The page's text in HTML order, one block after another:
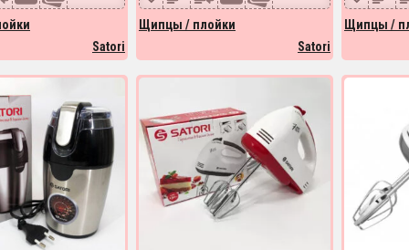
Satori
Щипцы / плойки
Satori
Щипцы /